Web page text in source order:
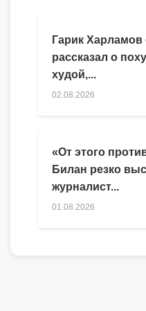
Гарик Харламов
рассказал о
худой,...
02.08.2026
«От этого
Билан резко
журналист...
01.08.2026